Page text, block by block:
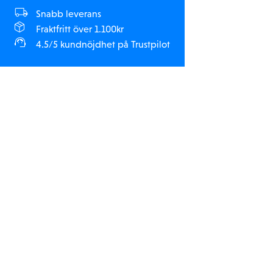
Snabb leverans
Fraktfritt över 1.100kr
4.5/5 kundnöjdhet på Trustpilot